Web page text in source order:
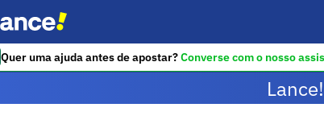
Quer uma ajuda antes de apostar?Converse com o nosso